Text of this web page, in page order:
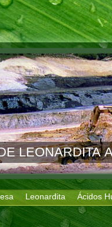
LEONARDITA
Leonardita Ácidos